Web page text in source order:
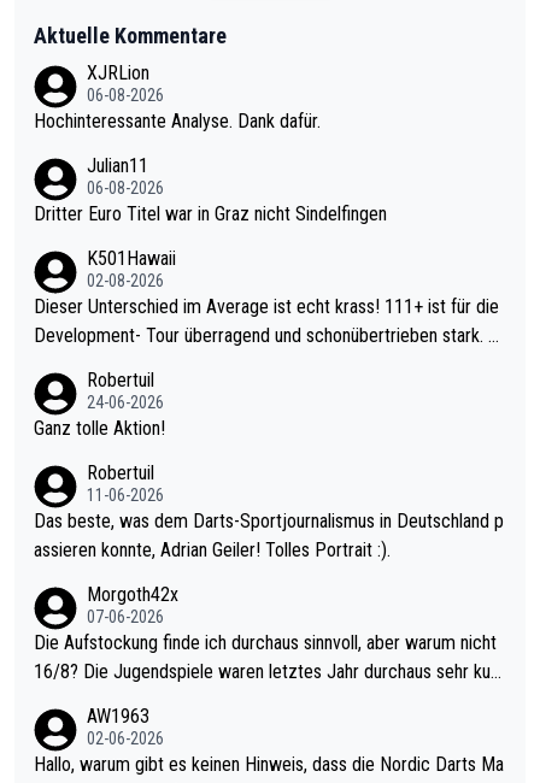
Aktuelle Kommentare
XJRLion
06-08-2026
Hochinteressante Analyse. Dank dafür.
Julian11
06-08-2026
Dritter Euro Titel war in Graz nicht Sindelfingen
K501Hawaii
02-08-2026
Dieser Unterschied im Average ist echt krass! 111+ ist für die
Development- Tour überragend und schonübertrieben stark. U
mal 40+ erst recht. Da gewinnst keinen Blumentopf - ist ja noc
h krasser wie ein Pokalspiel eines Kreisligisten vs einem Bund
Robertuil
24-06-2026
Ganz tolle Aktion!
Robertuil
11-06-2026
Das beste, was dem Darts-Sportjournalismus in Deutschland p
assieren konnte, Adrian Geiler! Tolles Portrait :).
Morgoth42x
07-06-2026
Die Aufstockung finde ich durchaus sinnvoll, aber warum nicht
16/8? Die Jugendspiele waren letztes Jahr durchaus sehr kurz
Allerdings ist Mitchell Lawrie als Nummer 1 der Welt eh qualifi
ziert. Somit ändert die automatische Qualifikation des Weltmei
AW1963
02-06-2026
Hallo, warum gibt es keinen Hinweis, dass die Nordic Darts Ma